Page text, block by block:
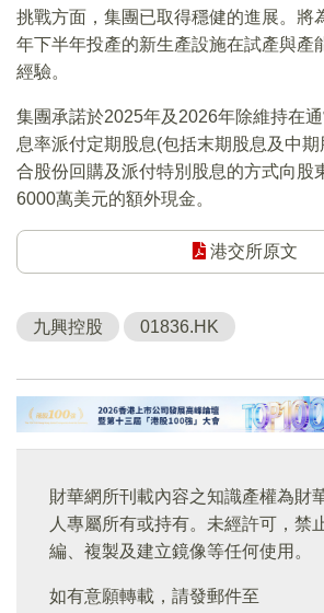
挑戰方面，集團已取得穩健的進展。將
年下半年投產的新生產設施在試產與產
經驗。
集團承諾於2025年及2026年除維持在
息率派付定期股息(包括末期股息及中
合股份回購及派付特別股息的方式向股
6000萬美元的額外現金。
港交所原文
九興控股 01836.HK
財華網所刊載內容之知識產權為財
人專屬所有或持有。未經許可，禁
編、複製及建立鏡像等任何使用。
如有意願轉載，請發郵件至